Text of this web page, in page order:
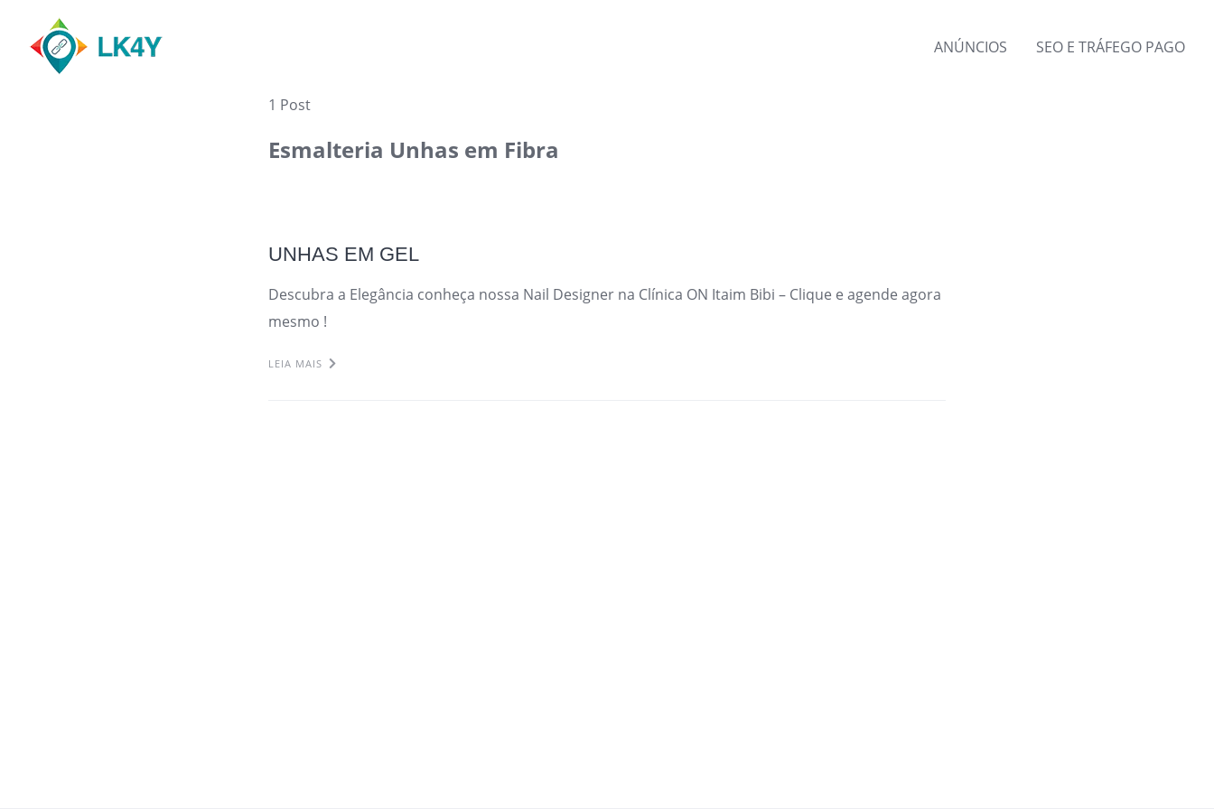
content
ANÚNCIOS SEO E TRÁFEGO PAGO
1 Post
Esmalteria Unhas em Fibra
UNHAS EM GEL
Descubra a Elegância conheça nossa Nail Designer na Clínica ON Itaim Bibi – Clique e agende agora
mesmo !
LEIA MAIS